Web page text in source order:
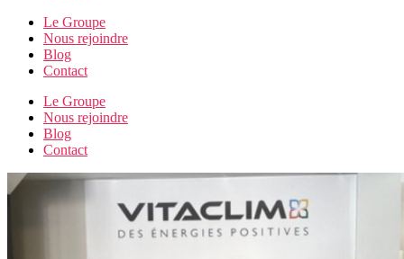
Le Groupe
Nous rejoindre
Blog
Contact
Le Groupe
Nous rejoindre
Blog
Contact